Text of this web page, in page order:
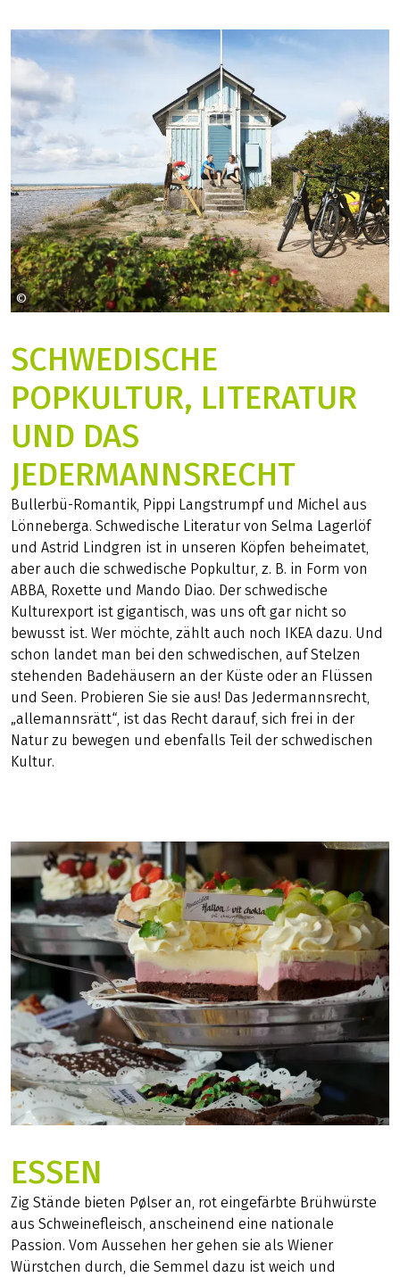
SCHWEDISCHE
POPKULTUR, LITERATUR
UND DAS
JEDERMANNSRECHT
Bullerbü-Romantik, Pippi Langstrumpf und Michel aus
Lönneberga. Schwedische Literatur von Selma Lagerlöf
und Astrid Lindgren ist in unseren Köpfen beheimatet,
aber auch die schwedische Popkultur, z. B. in Form von
ABBA, Roxette und Mando Diao. Der schwedische
Kulturexport ist gigantisch, was uns oft gar nicht so
bewusst ist. Wer möchte, zählt auch noch IKEA dazu. Und
schon landet man bei den schwedischen, auf Stelzen
stehenden Badehäusern an der Küste oder an Flüssen
und Seen. Probieren Sie sie aus! Das Jedermannsrecht,
„allemannsrätt“, ist das Recht darauf, sich frei in der
Natur zu bewegen und ebenfalls Teil der schwedischen
Kultur.
© Planet visible
ESSEN
Zig Stände bieten Pølser an, rot eingefärbte Brühwürste
aus Schweinefleisch, anscheinend eine nationale
Passion. Vom Aussehen her gehen sie als Wiener
Würstchen durch, die Semmel dazu ist weich und